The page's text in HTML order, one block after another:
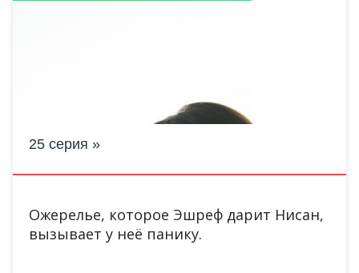
25 серия
Ожерелье, которое Эшреф дарит Нисан,
вызывает у неё панику.